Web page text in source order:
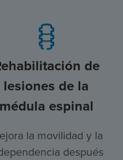
de
lesiones de la
médula espinal
la movilidad y la
después